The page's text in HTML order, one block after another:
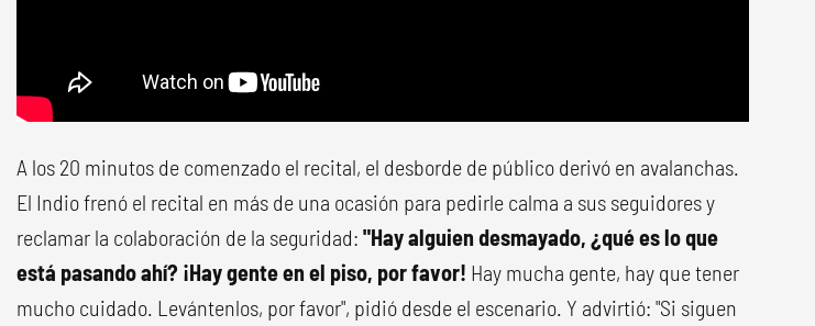
A los 20 minutos de comenzado el recital, el desborde de público derivó en avalanchas.
El Indio frenó el recital en más de una ocasión para pedirle calma a sus seguidores y
reclamar la colaboración de la seguridad: "Hay alguien desmayado, ¿qué es lo que
está pasando ahí? ¡Hay gente en el piso, por favor! Hay mucha gente, hay que tener
mucho cuidado. Levántenlos, por favor", pidió desde el escenario. Y advirtió: "Si siguen